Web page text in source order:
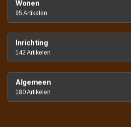
Wonen
95 Artikelen
Inrichting
142 Artikelen
Algemeen
180 Artikelen